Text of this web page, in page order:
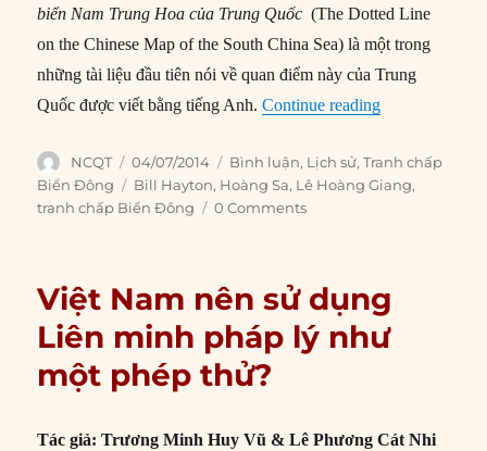
biển Nam Trung Hoa của Trung Quốc (The Dotted Line
on the Chinese Map of the South China Sea) là một trong
những tài liệu đầu tiên nói về quan điểm này của Trung
Quốc được viết bằng tiếng Anh.Continue reading“Các bằng
Author
NCQT
Posted
on
04/07/2014 Categories
Bình luận, Lịch sử,Tranh chấp
Biển Đông
Tags
Bill Hayton, Hoàng Sa, Lê Hoàng Giang,
tranh chấp Biển Đông
0 Comments
Việt Nam nên sử dụng
Liên minh pháp lý như
một phép thử?
Tác giả: Trương Minh Huy Vũ & Lê Phương Cát Nhi